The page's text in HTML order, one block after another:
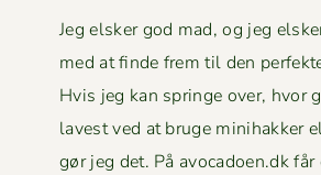
Jeg elsker god mad, og jeg
med at finde frem til den
Hvis jeg kan springe over, hvor
lavest ved at bruge mini­hakker
gør jeg det. På avocadoen.dk får